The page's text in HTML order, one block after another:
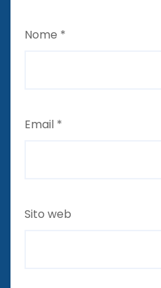
Nome *
Email *
Sito web